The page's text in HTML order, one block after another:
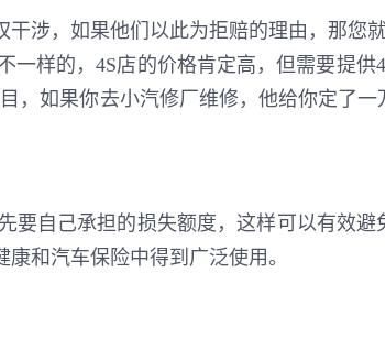
涉，如果他们以此为拒赔的理由，那您
样的，4S店的价格肯定高，但需要提供
如果你去小汽修厂维修，他给你定了一
要自己承担的损失额度，这样可以有效
和汽车保险中得到广泛使用。